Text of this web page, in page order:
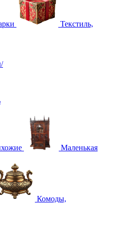
Текстиль,
Маленькая
Комоды,